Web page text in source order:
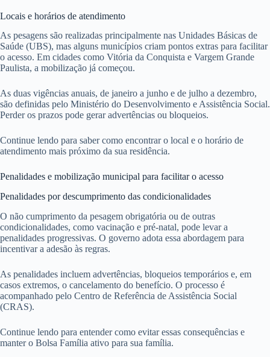
Locais e horários de atendimento
As pesagens são realizadas principalmente nas Unidades Básicas de
Saúde (UBS), mas alguns municípios criam pontos extras para facilitar
o acesso. Em cidades como Vitória da Conquista e Vargem Grande
Paulista, a mobilização já começou.
As duas vigências anuais, de janeiro a junho e de julho a dezembro,
são definidas pelo Ministério do Desenvolvimento e Assistência Social.
Perder os prazos pode gerar advertências ou bloqueios.
Continue lendo para saber como encontrar o local e o horário de
atendimento mais próximo da sua residência.
Penalidades e mobilização municipal para facilitar o acesso
Penalidades por descumprimento das condicionalidades
O não cumprimento da pesagem obrigatória ou de outras
condicionalidades, como vacinação e pré-natal, pode levar a
penalidades progressivas. O governo adota essa abordagem para
incentivar a adesão às regras.
As penalidades incluem advertências, bloqueios temporários e, em
casos extremos, o cancelamento do benefício. O processo é
acompanhado pelo Centro de Referência de Assistência Social
(CRAS).
Continue lendo para entender como evitar essas consequências e
manter o Bolsa Família ativo para sua família.